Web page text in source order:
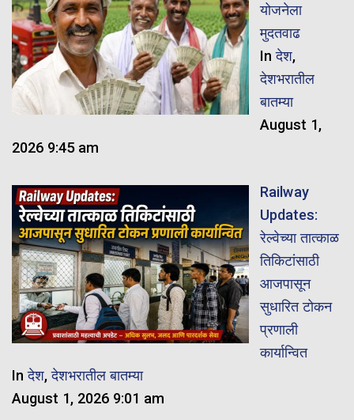
योजनेला
मुदतवाढ
Inदेश,
देशभरातील
बातम्या
August 1,
2026 9:45 am
Railway
Updates:
रेल्वेच्या तात्काळ
तिकिटांसाठी
आजपासून
सुधारित टोकन
प्रणाली
कार्यान्वित
Inदेश,देशभरातील बातम्या
August 1, 2026 9:01 am